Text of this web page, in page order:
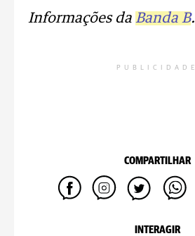
Informações da Banda B.
PUBLICIDADE
COMPARTILHAR
INTERAGIR